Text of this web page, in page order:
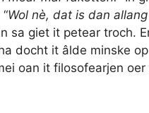
Wol nè, dat is dan
sa giet it petear troch.
docht it âlde minske
oan it filosofearjen oer